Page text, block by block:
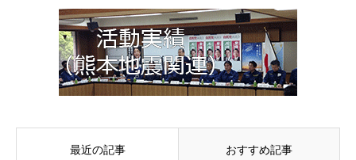
最近の記事 おすすめ記事